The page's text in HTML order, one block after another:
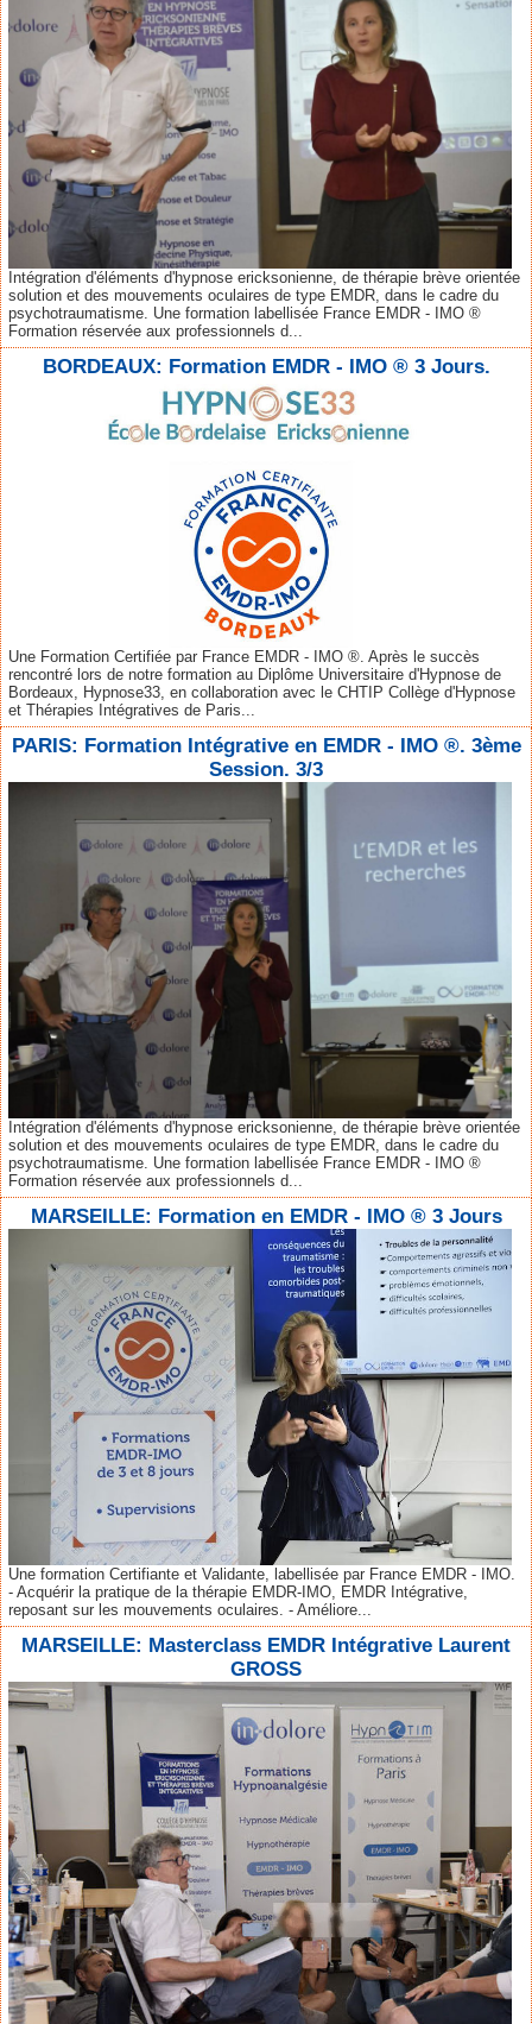
Intégration d'éléments d'hypnose ericksonienne, de thérapie brève orientée
solution et des mouvements oculaires de type EMDR, dans le cadre du
psychotraumatisme. Une formation labellisée France EMDR - IMO ®
Formation réservée aux professionnels d...
BORDEAUX: Formation EMDR - IMO ® 3 Jours.
Une Formation Certifiée par France EMDR - IMO ®. Après le succès
rencontré lors de notre formation au Diplôme Universitaire d'Hypnose de
Bordeaux, Hypnose33, en collaboration avec le CHTIP Collège d'Hypnose
et Thérapies Intégratives de Paris...
PARIS: Formation Intégrative en EMDR - IMO ®. 3ème
Session. 3/3
Intégration d'éléments d'hypnose ericksonienne, de thérapie brève orientée
solution et des mouvements oculaires de type EMDR, dans le cadre du
psychotraumatisme. Une formation labellisée France EMDR - IMO ®
Formation réservée aux professionnels d...
MARSEILLE: Formation en EMDR - IMO ® 3 Jours
Une formation Certifiante et Validante, labellisée par France EMDR - IMO.
- Acquérir la pratique de la thérapie EMDR-IMO, EMDR Intégrative,
reposant sur les mouvements oculaires. - Améliore...
MARSEILLE: Masterclass EMDR Intégrative Laurent
GROSS